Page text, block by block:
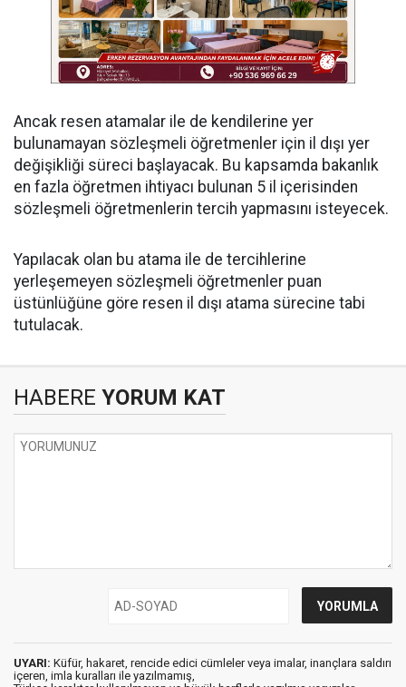
Ancak resen atamalar ile de kendilerine yer
bulunamayan sözleşmeli öğretmenler için il dışı yer
değişikliği süreci başlayacak. Bu kapsamda bakanlık
en fazla öğretmen ihtiyacı bulunan 5 il içerisinden
sözleşmeli öğretmenlerin tercih yapmasını isteyecek.
Yapılacak olan bu atama ile de tercihlerine
yerleşemeyen sözleşmeli öğretmenler puan
üstünlüğüne göre resen il dışı atama sürecine tabi
tutulacak.
HABERE YORUM KAT
UYARI: Küfür, hakaret, rencide edici cümleler veya imalar, inançlara saldırı
içeren, imla kuralları ile yazılmamış,